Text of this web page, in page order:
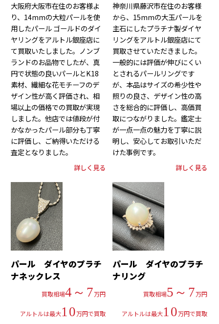
大阪府大阪市在住のお客様よ
り、14mmの大粒パールを使
用したパール ゴールドのダイ
ヤリングをアルトル銀座店に
て買取いたしました。ノンブ
ランドのお品物でしたが、真
円で状態の良いパールとK18
素材、繊細な花モチーフのデ
ザイン性が高く評価され、相
場以上の価格での買取が実現
しました。他店では値段が付
かなかったパール部分も丁寧
に評価し、ご納得いただける
査定となりました。
詳しく見る
神奈川県藤沢市在住のお客様
から、15mmの大玉パールを
主石にしたプラチナ製ダイヤ
リングをアルトル銀座店にて
買取させていただきました。
一般的には評価が伸びにくい
とされるパールリングです
が、本品はサイズの希少性や
照りの良さ、デザイン性の高
さを総合的に評価し、高価買
取につながりました。鑑定士
が一点一点の魅力を丁寧に説
明し、安心してお取引いただ
けた事例です。
詳しく見る
パール ダイヤのプラチ
ナネックレス
買取相場4～7万円
アルトルは最大10万円で買取
パール ダイヤのプラチ
ナリング
買取相場5～7万円
アルトルは最大10万円で買取